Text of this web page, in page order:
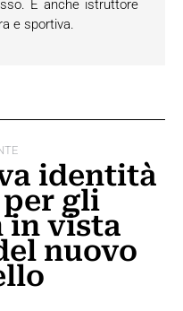
È anche istruttore
e sportiva.
identità
gli
in vista
nuovo